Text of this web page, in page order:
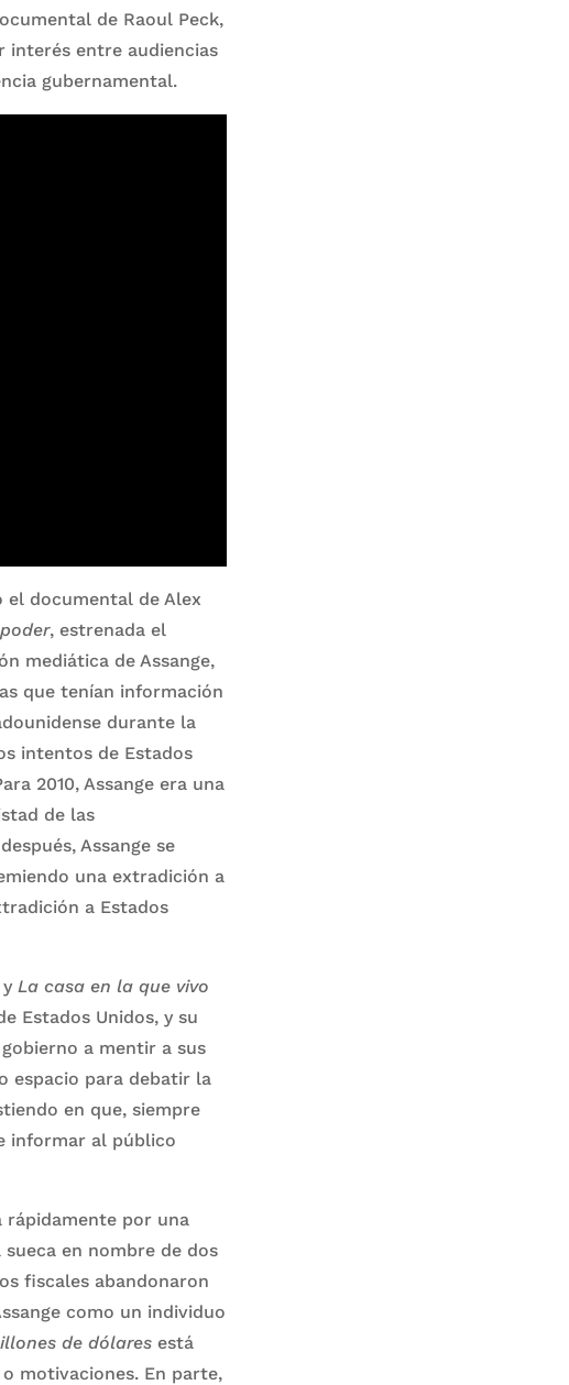
de Raoul Peck,
interés entre audiencias
gubernamental.
el documental de Alex
, estrenada el
mediática de Assange,
que tenían información
durante la
intentos de Estados
2010, Assange era una
de las
Assange se
una extradición a
a Estados
La casa en la que vivo
Estados Unidos, y su
a mentir a sus
espacio para debatir la
en que, siempre
informar al público
rápidamente por una
en nombre de dos
fiscales abandonaron
como un individuo
de dólaresestá
motivaciones. En parte,